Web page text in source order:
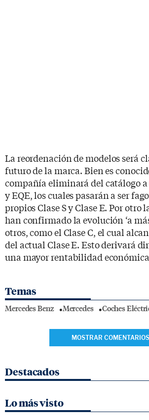
La reordenación de modelos será
futuro de la marca. Bien es
compañía eliminará del catálogo a
y EQE, los cuales pasarán a ser
propios Clase S y Clase E. Por otro
han confirmado la evolución ‘a
otros, como el Clase C, el cual
del actual Clase E. Esto derivará
una mayor rentabilidad
Temas
Mercedes Benz Mercedes Coches
MOSTRAR COMENTARIOS
Destacados
Lo más visto